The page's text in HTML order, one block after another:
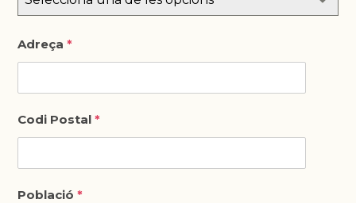
Adreça*
Codi Postal*
Població*